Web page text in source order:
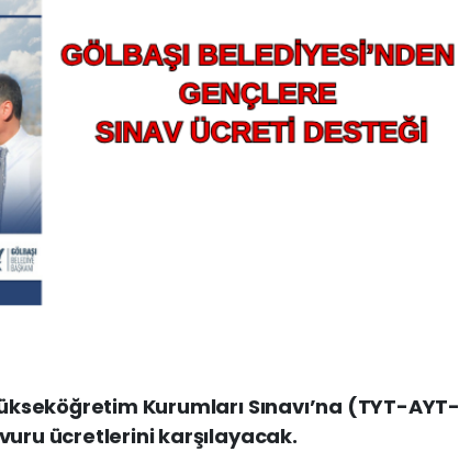
Kurumları Sınavı’na (TYT-AYT-
ücretlerini karşılayacak.